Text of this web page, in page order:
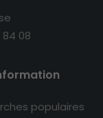
08
populaires